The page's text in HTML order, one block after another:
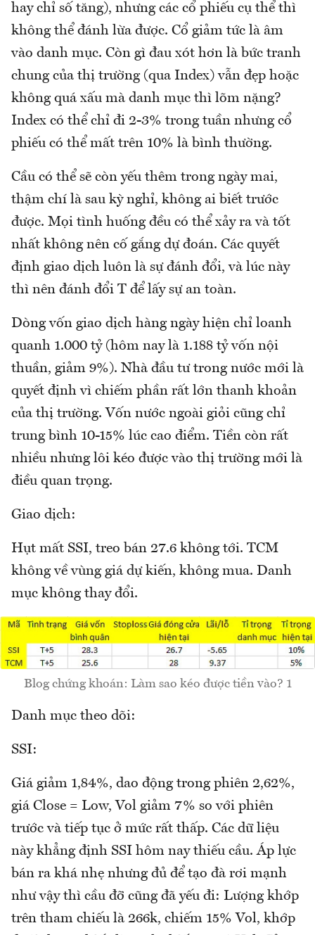
hay chỉ số tăng), nhưng các cổ phiếu cụ thể thì
không thể đánh lừa được. Cổ giảm tức là âm
vào danh mục. Còn gì đau xót hơn là bức tranh
chung của thị trường (qua Index) vẫn đẹp hoặc
không quá xấu mà danh mục thì lõm nặng?
Index có thể chỉ đi 2-3% trong tuần nhưng cổ
phiếu có thể mất trên 10% là bình thường.
Cầu có thể sẽ còn yếu thêm trong ngày mai,
thậm chí là sau kỳ nghỉ, không ai biết trước
được. Mọi tình huống đều có thể xảy ra và tốt
nhất không nên cố gắng dự đoán. Các quyết
định giao dịch luôn là sự đánh đổi, và lúc này
thì nên đánh đổi T để lấy sự an toàn.
Dòng vốn giao dịch hàng ngày hiện chỉ loanh
quanh 1.000 tỷ (hôm nay là 1.188 tỷ vốn nội
thuần, giảm 9%). Nhà đầu tư trong nước mới là
quyết định vì chiếm phần rất lớn thanh khoản
của thị trường. Vốn nước ngoài giỏi cũng chỉ
trung bình 10-15% lúc cao điểm. Tiền còn rất
nhiều nhưng lôi kéo được vào thị trường mới là
điều quan trọng.
Giao dịch:
Hụt mất SSI, treo bán 27.6 không tới. TCM
không về vùng giá dự kiến, không mua. Danh
mục không thay đổi.
Blog chứng khoán: Làm sao kéo được tiền vào? 1
Danh mục theo dõi:
SSI:
Giá giảm 1,84%, dao động trong phiên 2,62%,
giá Close = Low, Vol giảm 7% so với phiên
trước và tiếp tục ở mức rất thấp. Các dữ liệu
này khẳng định SSI hôm nay thiếu cầu. Áp lực
bán ra khá nhẹ nhưng đủ để tạo đà rơi mạnh
như vậy thì cầu đỡ cũng đã yếu đi: Lượng khớp
trên tham chiếu là 266k, chiếm 15% Vol, khớp